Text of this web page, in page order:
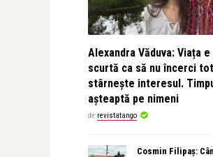
Alexandra Văduva: Viața e
scurtă ca să nu încerci
stârnește interesul.
așteaptă pe nimeni
de revistatango
Cosmin Filipaș: